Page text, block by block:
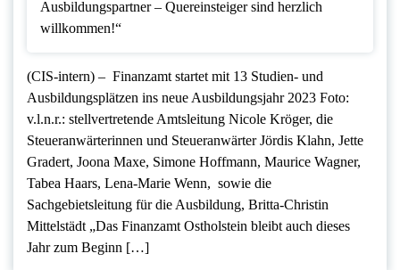
(CIS-intern) – Finanzamt startet mit 13 Studien- und
Ausbildungsplätzen ins neue Ausbildungsjahr 2023 Foto:
v.l.n.r.: stellvertretende Amtsleitung Nicole Kröger, die
Steueranwärterinnen und Steueranwärter Jördis Klahn, Jette
Gradert, Joona Maxe, Simone Hoffmann, Maurice Wagner,
Tabea Haars, Lena-Marie Wenn, sowie die
Sachgebietsleitung für die Ausbildung, Britta-Christin
Mittelstädt „Das Finanzamt Ostholstein bleibt auch dieses
Jahr zum Beginn […]